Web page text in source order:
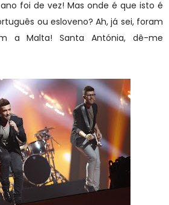
foi de vez! Mas onde é que isto é
ou esloveno? Ah, já sei, foram
a Malta! Santa Antónia, dê-me